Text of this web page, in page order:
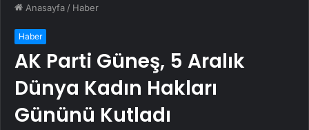
Anasayfa / Haber
Haber
AK Parti Güneş, 5 Aralık
Dünya Kadın Hakları
Gününü Kutladı